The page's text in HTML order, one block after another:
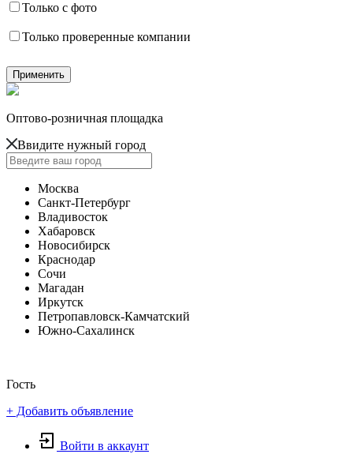
Только с фото
Только проверенные компании
Оптово-розничная площадка
Ввидите нужный город
Москва
Санкт-Петербург
Владивосток
Хабаровск
Новосибирск
Краснодар
Сочи
Магадан
Иркутск
Петропавловск-Камчатский
Южно-Сахалинск
Гость
+ Добавить объявление
Войти в аккаунт